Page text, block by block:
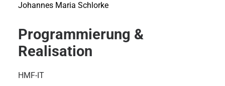
Johannes Maria Schlorke
Programmierung &
Realisation
HMF-IT